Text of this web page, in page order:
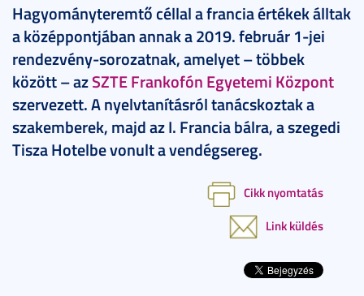
Hagyományteremtő céllal a francia értékek álltak
a középpontjában annak a 2019. február 1-jei
rendezvény-sorozatnak, amelyet – többek
között – azSZTE Frankofón Egyetemi Központ
szervezett. A nyelvtanításról tanácskoztak a
szakemberek, majd az I. Francia bálra, a szegedi
Tisza Hotelbe vonult a vendégsereg.
Cikk nyomtatás
Link küldés